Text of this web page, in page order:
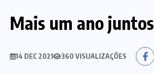
O Sindicato
Nossa História
Diretoria
Mais um ano juntos
14 DEC 2021 360 VISUALIZAÇÕES